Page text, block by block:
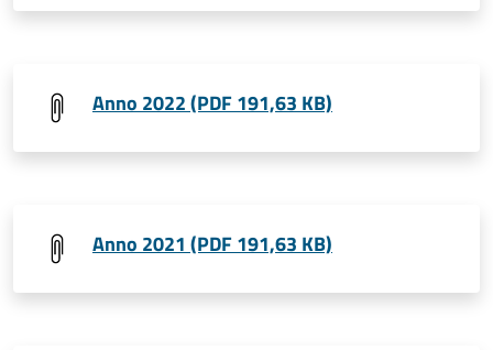
Anno 2022 (PDF 191,63 KB)
Anno 2021 (PDF 191,63 KB)